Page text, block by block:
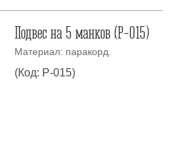
Подвес на 5 манков (P-015)
Материал: паракорд.
(Код: P-015)